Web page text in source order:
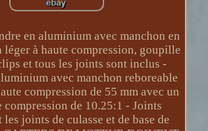
en aluminium avec manchon en
léger à haute compression, goupille
et tous les joints sont inclus -
avec manchon reboreable
compression de 55 mm avec un
compression de 10.25:1 - Joints
les joints de culasse et de base de